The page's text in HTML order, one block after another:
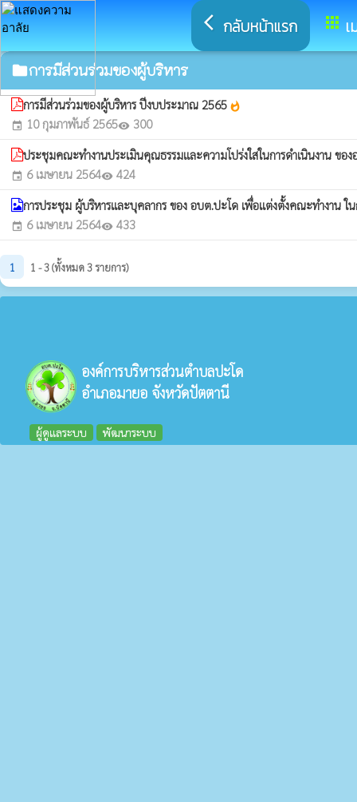
arrow_back_ios กลับหน้าแรก apps
folderการมีส่วนร่วมของผู้บริหาร
การมีส่วนร่วมของผู้บริหาร ปีงบประมาณ 2565 whatshot
event 10 กุมภาพันธ์ 2565visibility 300
ประชุมคณะทำงานประเมินคุณธรรมและความโปร่งใสในการดำเนินงาน ขอ
event 6 เมษายน 2564visibility 424
การประชุม ผู้บริหารและบุคลากร ของ อบต.ปะโด เพื่อแต่งตั้งคณะทำงาน ใ
event 6 เมษายน 2564visibility 433
1 1 - 3 (ทั้งหมด 3 รายการ)
องค์การบริหารส่วนตำบลปะโด
อำเภอมายอ จังหวัดปัตตานี
ผู้ดูแลระบบ พัฒนาระบบ